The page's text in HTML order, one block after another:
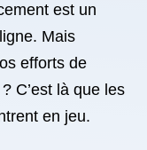
est un
Mais
efforts de
C’est là que les
en jeu.